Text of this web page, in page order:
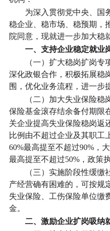
为深入贯彻党中央、国
稳企业、稳市场、稳预期，
院同意，现就进一步加大稳
一、支持企业稳定就业
（一）扩大稳岗扩岗专
深化政银合作，积极拓展稳
围，优化业务流程，进一步
（二）加大失业保险稳
保险基金滚存结余备付期限
关企业提高失业保险稳岗返
比例由不超过企业及其职工
60%最高提至不超过90%，
最高提至不超过50%，政策
（三）实施阶段性缓缴
产经营确有困难的，可按规
失业保险、工伤保险单位缴
金。
二、激励企业扩岗吸纳